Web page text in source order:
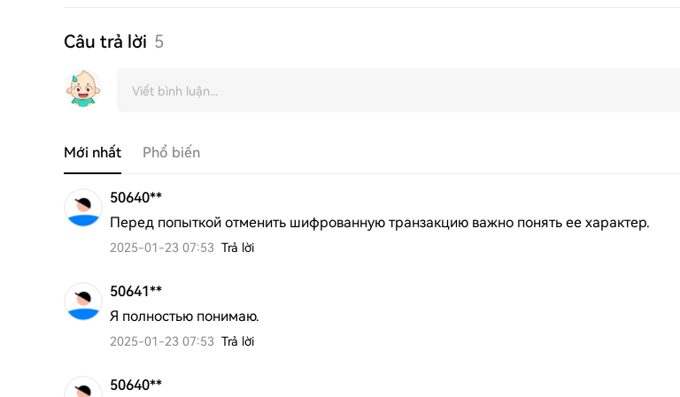
Câu trả lời 5
Mới nhất Phổ biến
50640**
Перед попыткой отменить шифрованную транзакцию важно понять ее характер.
2025-01-23 07:53 Trả lời
50641**
Я полностью понимаю.
2025-01-23 07:53 Trả lời
50640**